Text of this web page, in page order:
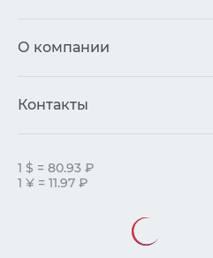
О компании
Контакты
1 $ = 80.93 ₽
1 ¥ = 11.97 ₽